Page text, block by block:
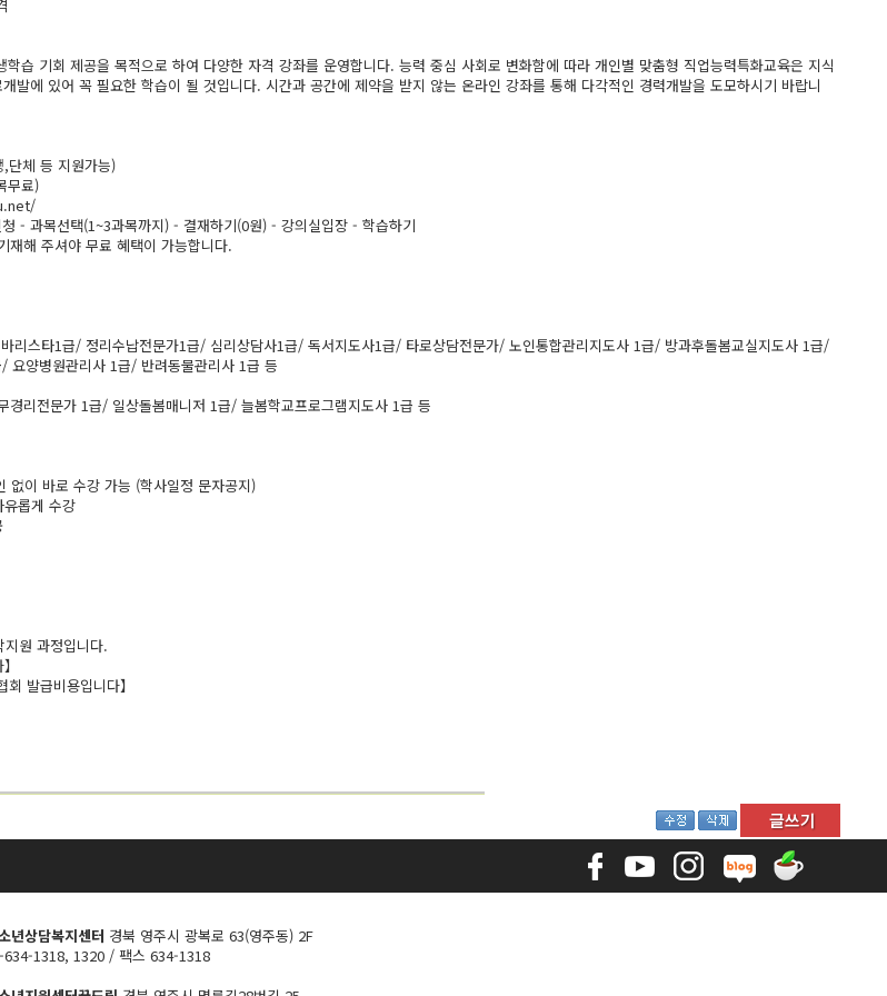
습 기회 제공을 목적으로 하여 다양한 자격 강좌를 운영합니다. 능력 중심 사회로 변화함에 따라 개인별 맞춤형 직업능력특화교육은 지식
발에 있어 꼭 필요한 학습이 될 것입니다. 시간과 공간에 제약을 받지 않는 온라인 강좌를 통해 다각적인 경력개발을 도모하시기 바랍니
단체 등 지원가능)
무료)
- 과목선택(1~3과목까지) - 결재하기(0원) - 강의실입장 - 학습하기
재해 주셔야 무료 혜택이 가능합니다.
리스타1급/ 정리수납전문가1급/ 심리상담사1급/ 독서지도사1급/ 타로상담전문가/ 노인통합관리지도사 1급/ 방과후돌봄교실지도사 1급/
요양병원관리사 1급/ 반려동물관리사 1급 등
리전문가 1급/ 일상돌봄매니저 1급/ 늘봄학교프로그램지도사 1급 등
이 바로 수강 가능 (학사일정 문자공지)
롭게 수강
원 과정입니다.
발급비용입니다】
년상담복지센터 경북 영주시 광복로 63(영주동) 2F
634-1318, 1320 / 팩스 634-1318